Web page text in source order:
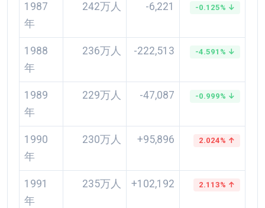
1987
年
242万人 -6,221 -0.125% ↓
1988
年
236万人 -222,513 -4.591% ↓
1989
年
229万人 -47,087 -0.999% ↓
1990
年
230万人 +95,896 2.024% ↑
1991
年
235万人 +102,192 2.113% ↑